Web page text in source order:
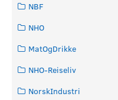
NBF
NHO
MatOgDrikke
NHO-Reiseliv
NorskIndustri